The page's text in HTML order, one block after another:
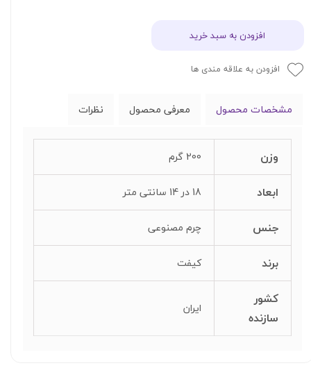
افزودن به سبد خرید
افزودن به علاقه مندی ها
مشخصات محصول معرفی محصول نظرات
وزن 200 گرم
ابعاد 18 در 14 سانتی متر
جنس چرم مصنوعی
برند کیفت
کشور
سازنده
ایران